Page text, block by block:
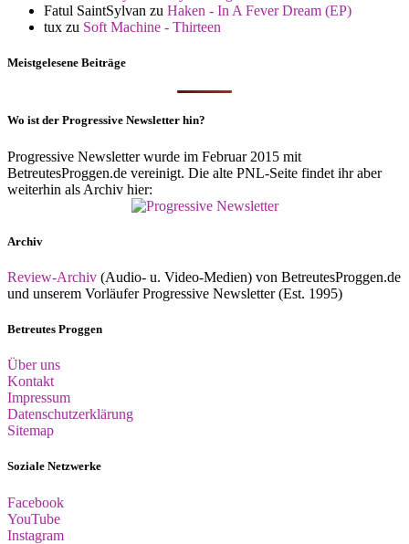
Fatul SaintSylvan zu Haken - In A Fever Dream (EP)
tux zu Soft Machine - Thirteen
Meistgelesene Beiträge
Wo ist der Progressive Newsletter hin?
Progressive Newsletter wurde im Februar 2015 mit
BetreutesProggen.de vereinigt. Die alte PNL-Seite findet ihr aber
weiterhin als Archiv hier:
Archiv
Review-Archiv (Audio- u. Video-Medien) von BetreutesProggen.de
und unserem Vorläufer Progressive Newsletter (Est. 1995)
Betreutes Proggen
Über uns
Kontakt
Impressum
Datenschutzerklärung
Sitemap
Soziale Netzwerke
Facebook
YouTube
Instagram